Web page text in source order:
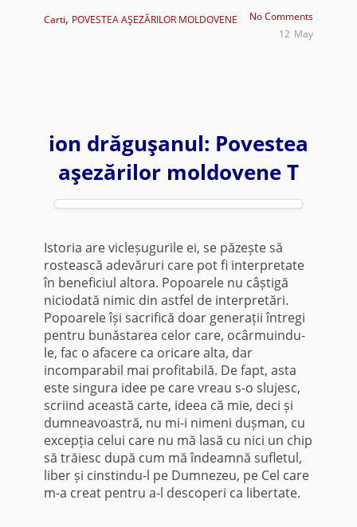
Carti, POVESTEA AŞEZĂRILOR MOLDOVENE
No Comments
May
12
ion drăguşanul: Povestea
aşezărilor moldovene T
Istoria are vicleșugurile ei, se păzește să
rostească adevăruri care pot fi interpretate
în beneficiul altora. Popoarele nu câștigă
niciodată nimic din astfel de interpretări.
Popoarele își sacrifică doar generații întregi
pentru bunăstarea celor care, ocârmuindu-
le, fac o afacere ca oricare alta, dar
incomparabil mai profitabilă. De fapt, asta
este singura idee pe care vreau s-o slujesc,
scriind această carte, ideea că mie, deci și
dumneavoastră, nu mi-i nimeni dușman, cu
excepția celui care nu mă lasă cu nici un chip
să trăiesc după cum mă îndeamnă sufletul,
liber și cinstindu-l pe Dumnezeu, pe Cel care
m-a creat pentru a-l descoperi ca libertate.